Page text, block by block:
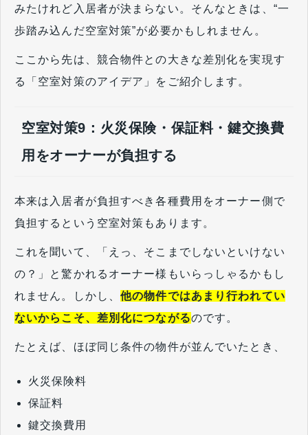
みたけれど入居者が決まらない。そんなときは、“一
歩踏み込んだ空室対策”が必要かもしれません。
ここから先は、競合物件との大きな差別化を実現す
る「空室対策のアイデア」をご紹介します。
空室対策9：火災保険・保証料・鍵交換費
用をオーナーが負担する
本来は入居者が負担すべき各種費用をオーナー側で
負担するという空室対策もあります。
これを聞いて、「えっ、そこまでしないといけない
の？」と驚かれるオーナー様もいらっしゃるかもし
れません。しかし、他の物件ではあまり行われてい
ないからこそ、差別化につながるのです。
たとえば、ほぼ同じ条件の物件が並んでいたとき、
火災保険料
保証料
鍵交換費用